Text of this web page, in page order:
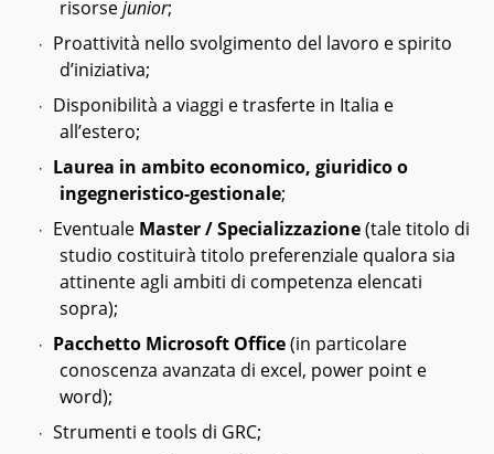
risorsejunior;
·
Proattività nello svolgimento del lavoro e spirito
d’iniziativa;
·
Disponibilità a viaggi e trasferte in Italia e
all’estero;
·
Laurea in ambito economico, giuridico o
ingegneristico-gestionale;
· Eventuale Master / Specializzazione(tale titolo di
studio costituirà titolo preferenziale qualora sia
attinente agli ambiti di competenza elencati
sopra);
· Pacchetto Microsoft Office(in particolare
conoscenza avanzata di excel, power point e
word);
· Strumenti e tools di GRC;